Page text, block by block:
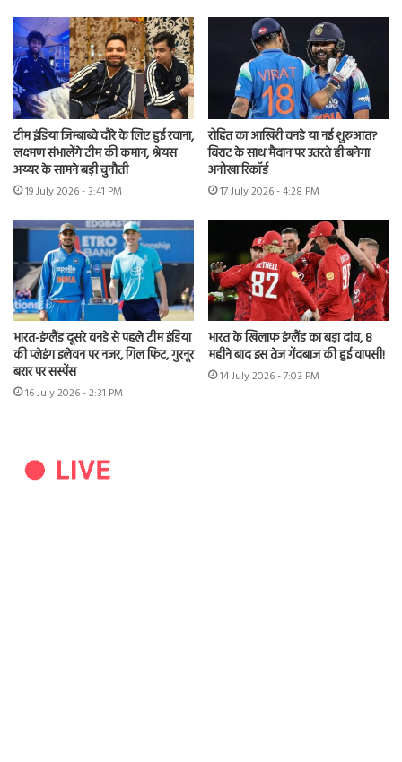
टीम इंडिया जिम्बाब्वे दौरे के लिए हुई रवाना,
लक्ष्मण संभालेंगे टीम की कमान, श्रेयस
अय्यर के सामने बड़ी चुनौती
19 July 2026 - 3:41 PM
रोहित का आखिरी वनडे या नई शुरुआत?
विराट के साथ मैदान पर उतरते ही बनेगा
अनोखा रिकॉर्ड
17 July 2026 - 4:28 PM
भारत-इंग्लैंड दूसरे वनडे से पहले टीम इंडिया
की प्लेइंग इलेवन पर नजर, गिल फिट, गुरनूर
बरार पर सस्पेंस
16 July 2026 - 2:31 PM
भारत के खिलाफ इंग्लैंड का बड़ा दांव, 8
महीने बाद इस तेज गेंदबाज की हुई वापसी!
14 July 2026 - 7:03 PM